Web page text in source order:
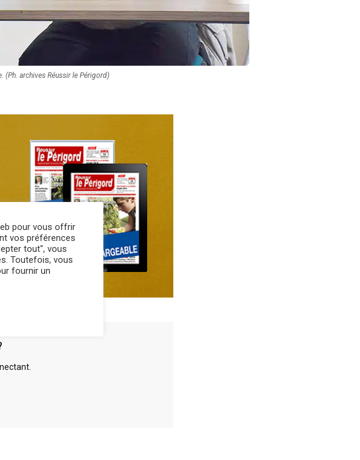
(Ph. archives Réussir le Périgord)
pour vous offrir
vos préférences
tout", vous
Toutefois, vous
fournir un